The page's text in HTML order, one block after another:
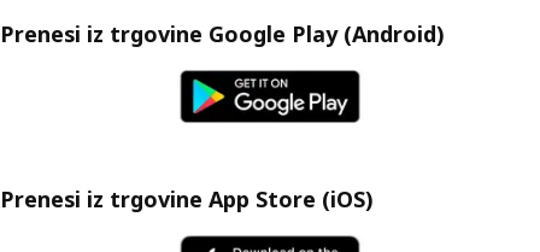
Prenesi iz trgovine Google Play (Android)
Prenesi iz trgovine App Store (iOS)